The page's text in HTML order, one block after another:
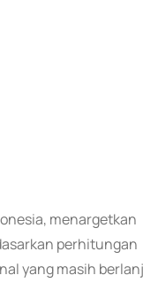
menargetkan
perhitungan
yang masih